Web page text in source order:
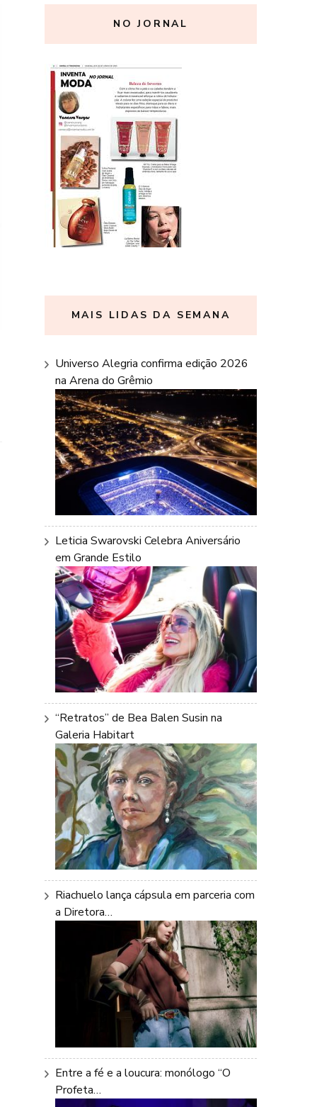
NO JORNAL
MAIS LIDAS DA SEMANA
Universo Alegria confirma edição 2026
na Arena do Grêmio
Leticia Swarovski Celebra Aniversário
em Grande Estilo
“Retratos” de Bea Balen Susin na
Galeria Habitart
Riachuelo lança cápsula em parceria com
a Diretora…
Entre a fé e a loucura: monólogo “O
Profeta…